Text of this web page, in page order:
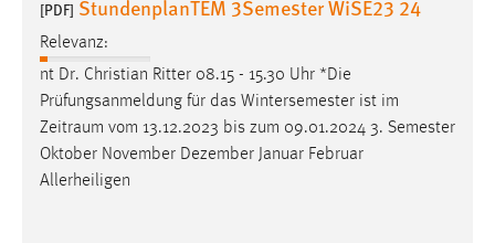
[PDF] StundenplanTEM 3Semester WiSE23 24
Relevanz:
nt Dr. Christian Ritter 08.15 - 15.30 Uhr *Die
Prüfungsanmeldung für das Wintersemester ist im
Zeitraum vom 13.12.2023 bis zum 09.01.2024 3. Semester
Oktober November Dezember Januar Februar
Allerheiligen